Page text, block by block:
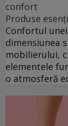
confort
Produse
Confortul
dimensiunea
mobilierului,
elementele
o atmosferă